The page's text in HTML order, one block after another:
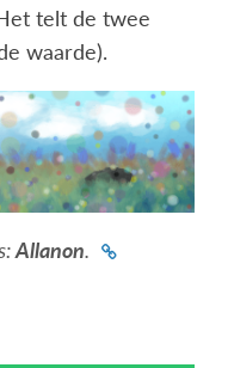
telt de twee
waarde).
Allanon.